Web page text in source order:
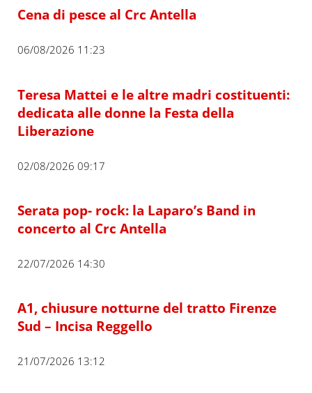
Cena di pesce al Crc Antella
06/08/2026 11:23
Teresa Mattei e le altre madri costituenti:
dedicata alle donne la Festa della
Liberazione
02/08/2026 09:17
Serata pop- rock: la Laparo’s Band in
concerto al Crc Antella
22/07/2026 14:30
A1, chiusure notturne del tratto Firenze
Sud – Incisa Reggello
21/07/2026 13:12